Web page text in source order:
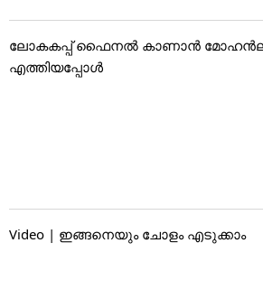
ലോകകപ്പ് ഫൈനൽ കാണാൻ
എത്തിയപ്പോൾ
Video | ഇങ്ങനെയും ചോളം എടുക്കാം